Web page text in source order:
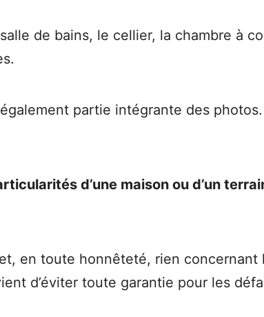
de bains, le cellier, la chambre à
partie intégrante des
d’une maison ou d’un
en toute honnêteté, rien
d’éviter toute garantie pour les